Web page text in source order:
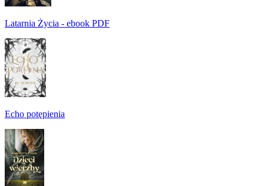
Latarnia Życia - ebook PDF
Echo potępienia